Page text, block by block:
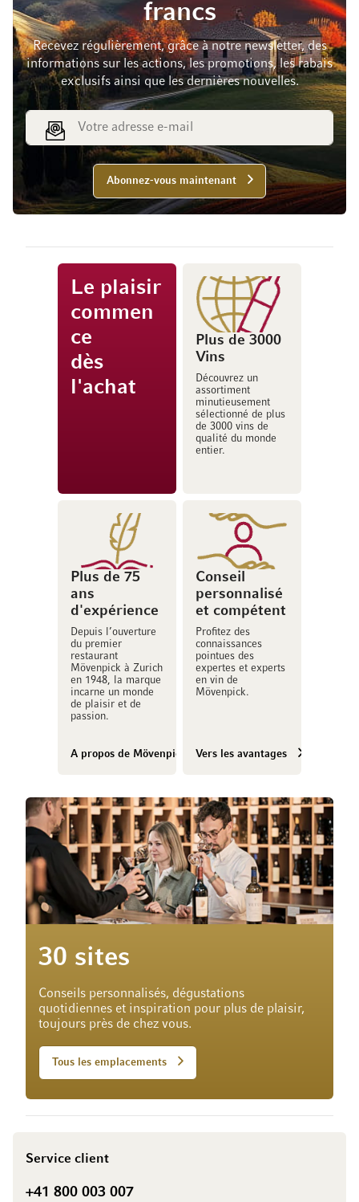
francs
Recevez régulièrement, grâce à notre newsletter, des
informations sur les actions, les promotions, les rabais
exclusifs ainsi que les dernières nouvelles.
Adresse e-mail
Abonnez-vous maintenant
Le plaisir
commen
ce
dès
l'achat
Plus de 3000
Vins
Découvrez un
assortiment
minutieusement
sélectionné de plus
de 3000 vins de
qualité du monde
entier.
Plus de 75
ans
d'expérience
Depuis l’ouverture
du premier
restaurant
Mövenpick à Zurich
en 1948, la marque
incarne un monde
de plaisir et de
passion.
A propos de Mövenpick Vins
Conseil
personnalisé
et compétent
Profitez des
connaissances
pointues des
expertes et experts
en vin de
Mövenpick.
Vers les avantages
30 sites
Conseils personnalisés, dégustations
quotidiennes et inspiration pour plus de plaisir,
toujours près de chez vous.
Tous les emplacements
Service client
+41 800 003 007